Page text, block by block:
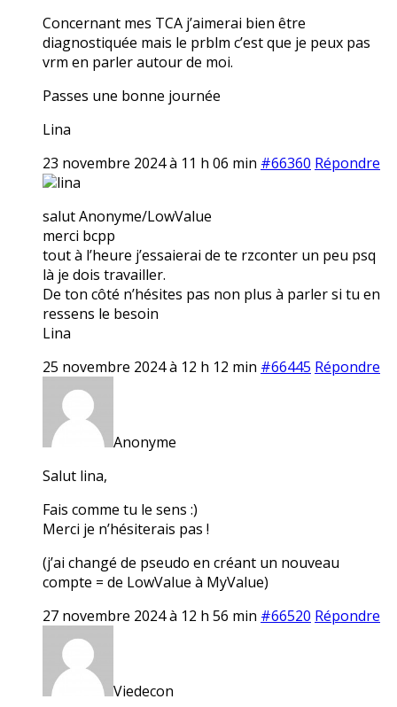
Concernant mes TCA j’aimerai bien être
diagnostiquée mais le prblm c’est que je peux pas
vrm en parler autour de moi.
Passes une bonne journée
Lina
23 novembre 2024 à 11 h 06 min #66360 Répondre
lina
salut Anonyme/LowValue
merci bcpp
tout à l’heure j’essaierai de te rzconter un peu psq
là je dois travailler.
De ton côté n’hésites pas non plus à parler si tu en
ressens le besoin
Lina
25 novembre 2024 à 12 h 12 min #66445 Répondre
Anonyme
Salut lina,
Fais comme tu le sens :)
Merci je n’hésiterais pas !
(j’ai changé de pseudo en créant un nouveau
compte = de LowValue à MyValue)
27 novembre 2024 à 12 h 56 min #66520 Répondre
Viedecon